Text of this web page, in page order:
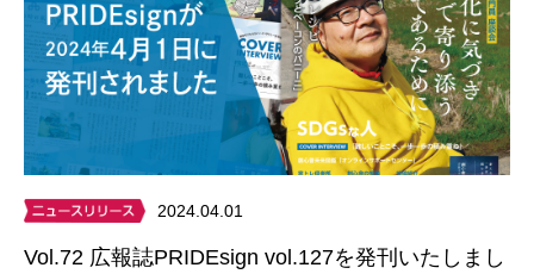
2024.04.01
Vol.72 広報誌PRIDEsign vol.127を発刊いたしまし